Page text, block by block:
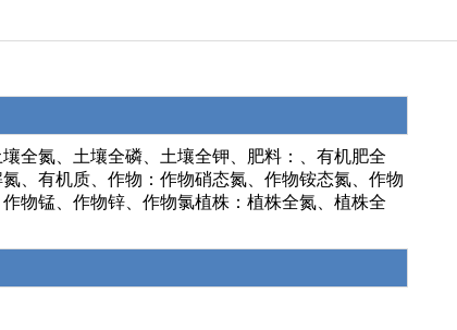
全氮、土壤全磷、土壤全钾、肥料：、有机肥全
、有机质、作物：作物硝态氮、作物铵态氮、作物
物锰、作物锌、作物氯植株：植株全氮、植株全